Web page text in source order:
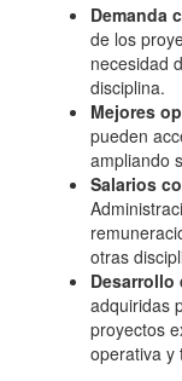
Demanda
de los
necesidad
disciplina.
Mejores
pueden
ampliando
Salarios
otras
Desarrollo
adquiridas
proyectos
operativa y